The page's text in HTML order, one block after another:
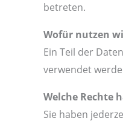
betreten.
Wofür nutzen
Ein Teil der
verwendet
Welche Rechte
Sie haben